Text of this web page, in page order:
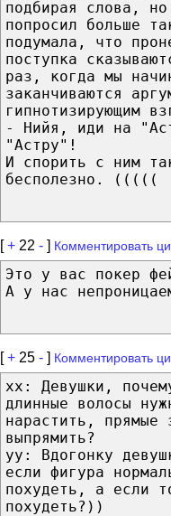
подбирая слова,
попросил больше
подумала, что
поступка
раз, когда мы
заканчиваются
гипнотизирующим
- Нийя, иди на
"Астру"!
И спорить с ним
бесполезно. (((((
[+ 22 - ] Комментировать
Это у вас покер
А у нас
[+ 25 - ] Комментировать
xx: Девушки,
длинные волосы
нарастить, прямые
выпрямить?
yy: Вдогонку
если фигура
похудеть, а если
похудеть?))